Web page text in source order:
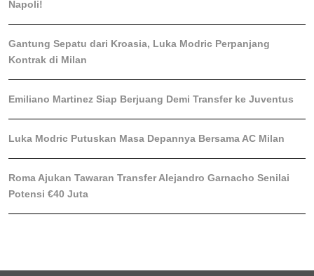
Napoli!
Gantung Sepatu dari Kroasia, Luka Modric Perpanjang
Kontrak di Milan
Emiliano Martinez Siap Berjuang Demi Transfer ke Juventus
Luka Modric Putuskan Masa Depannya Bersama AC Milan
Roma Ajukan Tawaran Transfer Alejandro Garnacho Senilai
Potensi €40 Juta